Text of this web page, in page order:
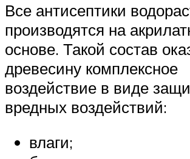
Все антисептики
производятся на
основе. Такой состав
древесину комплексное
воздействие в виде
вредных воздействий:
влаги;